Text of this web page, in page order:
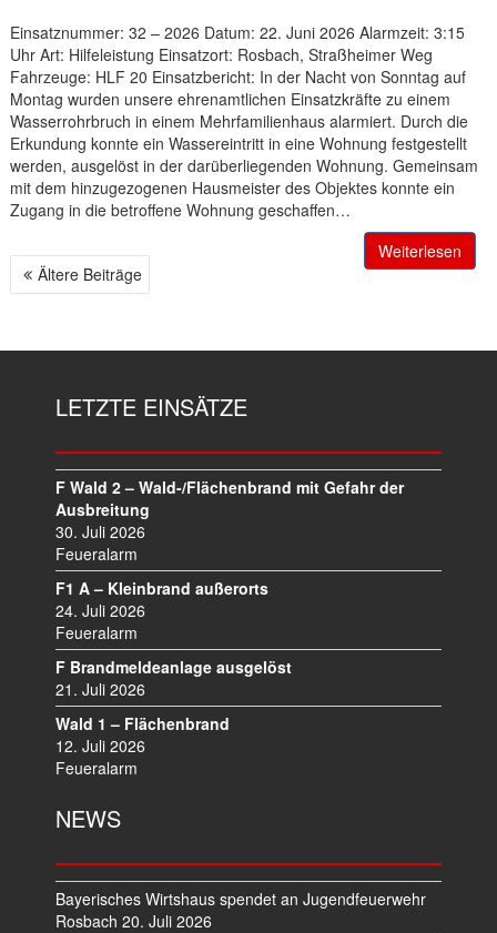
Einsatznummer: 32 – 2026 Datum: 22. Juni 2026 Alarmzeit: 3:15
Uhr Art: Hilfeleistung Einsatzort: Rosbach, Straßheimer Weg
Fahrzeuge: HLF 20 Einsatzbericht: In der Nacht von Sonntag auf
Montag wurden unsere ehrenamtlichen Einsatzkräfte zu einem
Wasserrohrbruch in einem Mehrfamilienhaus alarmiert. Durch die
Erkundung konnte ein Wassereintritt in eine Wohnung festgestellt
werden, ausgelöst in der darüberliegenden Wohnung. Gemeinsam
mit dem hinzugezogenen Hausmeister des Objektes konnte ein
Zugang in die betroffene Wohnung geschaffen…
Weiterlesen
B Ältere Beiträge
LETZTE EINSÄTZE
F Wald 2 – Wald-/Flächenbrand mit Gefahr der
Ausbreitung
30. Juli 2026
Feueralarm
F1 A – Kleinbrand außerorts
24. Juli 2026
Feueralarm
F Brandmeldeanlage ausgelöst
21. Juli 2026
Wald 1 – Flächenbrand
12. Juli 2026
Feueralarm
NEWS
Bayerisches Wirtshaus spendet an Jugendfeuerwehr
Rosbach 20. Juli 2026